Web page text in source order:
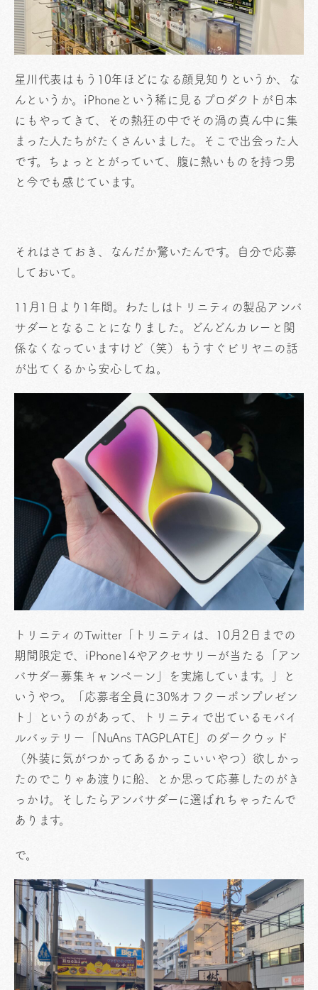
星川代表はもう10年ほどになる顔見知りというか、な
んというか。iPhoneという稀に見るプロダクトが日本
にもやってきて、その熱狂の中でその渦の真ん中に集
まった人たちがたくさんいました。そこで出会った人
です。ちょっととがっていて、腹に熱いものを持つ男
と今でも感じています。
それはさておき、なんだか驚いたんです。自分で応募
しておいて。
11月1日より1年間。わたしはトリニティの製品アンバ
サダーとなることになりました。どんどんカレーと関
係なくなっていますけど（笑）もうすぐビリヤニの話
が出てくるから安心してね。
トリニティのTwitter「トリニティは、10月2日までの
期間限定で、iPhone14やアクセサリーが当たる「アン
バサダー募集キャンペーン」を実施しています。」と
いうやつ。「応募者全員に30%オフクーポンプレゼン
ト」というのがあって、トリニティで出ているモバイ
ルバッテリー「NuAns TAGPLATE」のダークウッド
（外装に気がつかってあるかっこいいやつ）欲しかっ
たのでこりゃあ渡りに船、とか思って応募したのがき
っかけ。そしたらアンバサダーに選ばれちゃったんで
あります。
で。